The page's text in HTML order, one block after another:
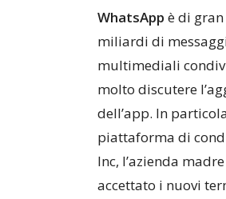
WhatsApp è di
miliardi di
multimediali
molto discutere
dell’app. In
piattaforma di
Inc, l’azienda
accettato i nuovi